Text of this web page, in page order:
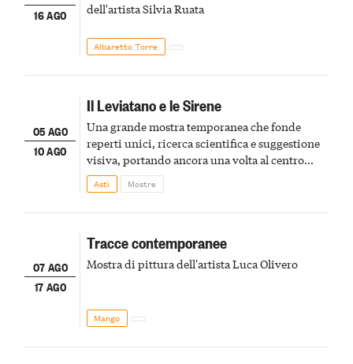
16 AGO
dell'artista Silvia Ruata
Albaretto Torre
05 AGO
10 AGO
Il Leviatano e le Sirene
Una grande mostra temporanea che fonde
reperti unici, ricerca scientifica e suggestione
visiva, portando ancora una volta al centro
della scena le meraviglie del passato astigiano
Asti Mostre
07 AGO
17 AGO
Tracce contemporanee
Mostra di pittura dell'artista Luca Olivero
Mango